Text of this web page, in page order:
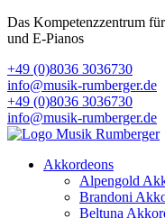
Das Kompetenzzentrum
und E-Pianos
+49 (0)8036 3036730
info@musik-rumberger.de
+49 (0)8036 3036730
info@musik-rumberger.de
Akkordeons
Alpengold
Brandoni
Beltuna